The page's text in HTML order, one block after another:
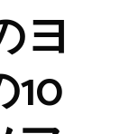
ヨ